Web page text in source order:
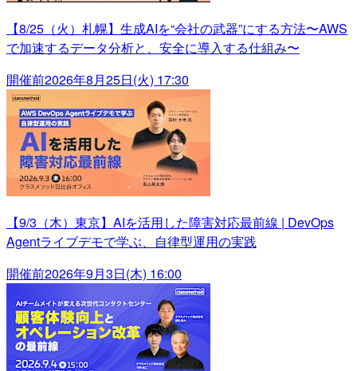
【8/25（火）札幌】生成AIを“会社の武器”にする方法〜AWS
で加速するデータ分析と、安全に導入する仕組み〜
開催前2026年8月25日(火) 17:30
【9/3（木）東京】AIを活用した障害対応最前線 | DevOps
Agentライブデモで学ぶ、自律型運用の実践
開催前2026年9月3日(木) 16:00